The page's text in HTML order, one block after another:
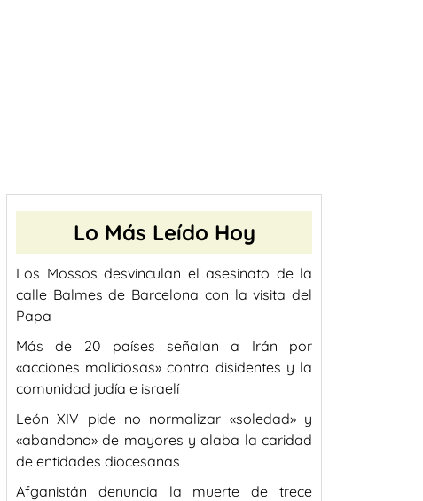
Lo Más Leído Hoy
Los Mossos desvinculan el asesinato de la
calle Balmes de Barcelona con la visita del
Papa
Más de 20 países señalan a Irán por
«acciones maliciosas» contra disidentes y la
comunidad judía e israelí
León XIV pide no normalizar «soledad» y
«abandono» de mayores y alaba la caridad
de entidades diocesanas
Afganistán denuncia la muerte de trece